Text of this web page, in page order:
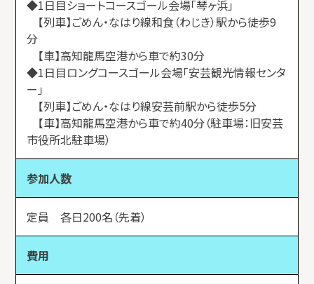
◆1日目ショートコースゴール会場「琴ヶ浜」
【列車】ごめん・なはり線和食（わじき）駅から徒歩9
分
【車】高知龍馬空港から車で約30分
◆1日目ロングコースゴール会場「安芸観光情報センタ
ー」
【列車】ごめん・なはり線安芸前駅から徒歩5分
【車】高知龍馬空港から車で約40分（駐車場：旧安芸
市役所北駐車場）
参加人数
定員 各日200名（先着）
費用